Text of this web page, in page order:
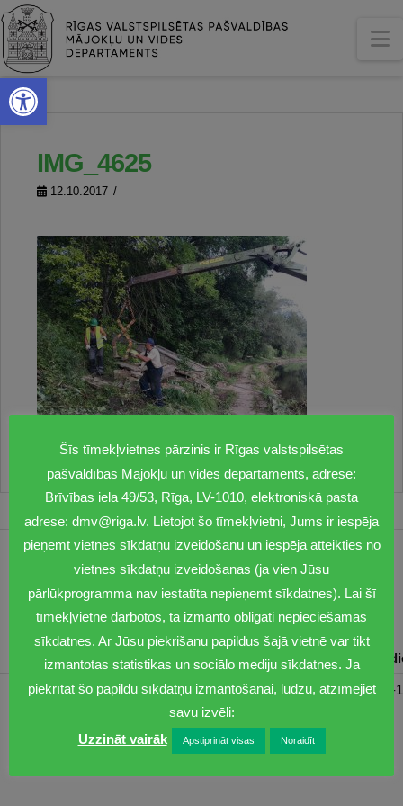
Open toolbar
IMG_4625
12.10.2017
1201
dmv@riga.lv
Pirmdiena Otrdiena Trešdiena Ceturtdiena
08:30-17:00 08:00-17:00 08:00-17:00 08:00-17:00 08:00-
Šīs tīmekļvietnes pārzinis ir Rīgas valstspilsētas
pašvaldības Mājokļu un vides departaments, adrese:
Brīvības iela 49/53, Rīga, LV-1010, elektroniskā pasta
adrese: dmv@riga.lv. Lietojot šo tīmekļvietni, Jums ir iespēja
pieņemt vietnes sīkdatņu izveidošanu un iespēja atteikties no
vietnes sīkdatņu izveidošanas (ja vien Jūsu
pārlūkprogramma nav iestatīta nepieņemt sīkdatnes). Lai šī
tīmekļvietne darbotos, tā izmanto obligāti nepieciešamās
sīkdatnes. Ar Jūsu piekrišanu papildus šajā vietnē var tikt
izmantotas statistikas un sociālo mediju sīkdatnes. Ja
piekrītat šo papildu sīkdatņu izmantošanai, lūdzu, atzīmējiet
savu izvēli:
Uzzināt vairāk
Apstiprināt visas Noraidīt